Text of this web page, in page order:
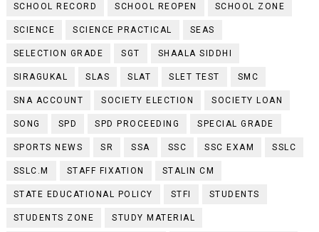
SCHOOL RECORD SCHOOL REOPEN SCHOOL ZONE
SCIENCE SCIENCE PRACTICAL SEAS
SELECTION GRADE SGT SHAALA SIDDHI
SIRAGUKAL SLAS SLAT SLET TEST SMC
SNA ACCOUNT SOCIETY ELECTION SOCIETY LOAN
SONG SPD SPD PROCEEDING SPECIAL GRADE
SPORTS NEWS SR SSA SSC SSC EXAM SSLC
SSLC.M STAFF FIXATION STALIN CM
STATE EDUCATIONAL POLICY STFI STUDENTS
STUDENTS ZONE STUDY MATERIAL